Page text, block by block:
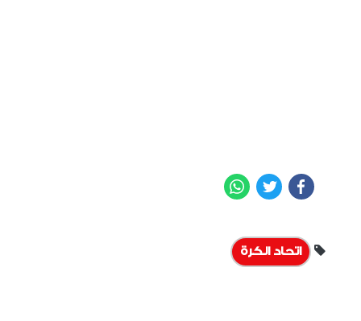
Facebook
Twitter
اتحاد الكرة